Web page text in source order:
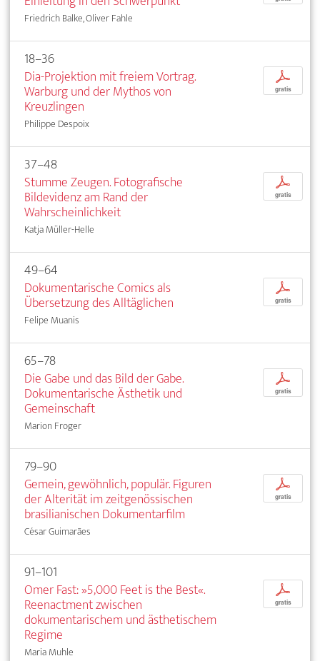
Friedrich Balke, Oliver Fahle
18–36
Dia-Projektion mit freiem Vortrag.
Warburg und der Mythos von
Kreuzlingen
Philippe Despoix
p
gratis
37–48
Stumme Zeugen. Fotografische
Bildevidenz am Rand der
Wahrscheinlichkeit
Katja Müller-Helle
p
gratis
49–64
Dokumentarische Comics als
Übersetzung des Alltäglichen
Felipe Muanis
p
gratis
65–78
Die Gabe und das Bild der Gabe.
Dokumentarische Ästhetik und
Gemeinschaft
Marion Froger
p
gratis
79–90
Gemein, gewöhnlich, populär. Figuren
der Alterität im zeitgenössischen
brasilianischen Dokumentarfilm
César Guimarães
p
gratis
91–101
Omer Fast: »5,000 Feet is the Best«.
Reenactment zwischen
dokumentarischem und ästhetischem
Regime
Maria Muhle
p
gratis